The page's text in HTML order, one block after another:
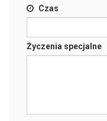
Czas
Życzenia specjalne